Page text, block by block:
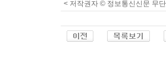
< 저작권자 © 정보통신신문 무